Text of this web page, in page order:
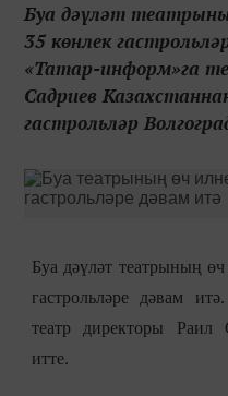
Буа дәүләт
35 көнлек
«Татар-информ»га
Садриев
гастрольләр
Буа дәүләт театрының
гастрольләре дәвам
театр директоры Раил
итте.